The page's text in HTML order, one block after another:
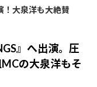
！大泉洋も大絶賛
』へ出演。圧
の大泉洋もそ